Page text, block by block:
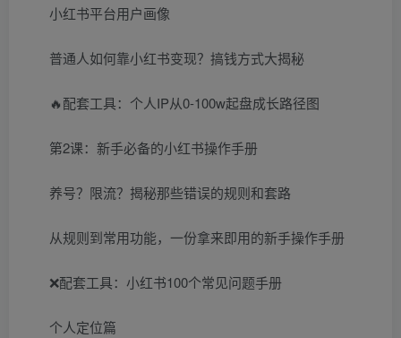
小红书平台用户画像
普通人如何靠小红书变现？搞钱方式大揭秘
🔥配套工具：个人IP从0-100w起盘成长路径图
第2课：新手必备的小红书操作手册
养号？限流？揭秘那些错误的规则和套路
从规则到常用功能，一份拿来即用的新手操作手册
❌配套工具：小红书100个常见问题手册
个人定位篇